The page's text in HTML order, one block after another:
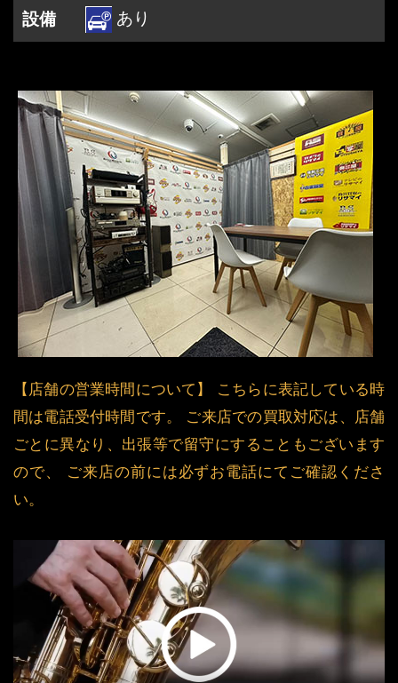
設備 あり
【店舗の営業時間について】 こちらに表記している時
間は電話受付時間です。 ご来店での買取対応は、店舗
ごとに異なり、出張等で留守にすることもございます
ので、 ご来店の前には必ずお電話にてご確認くださ
い。